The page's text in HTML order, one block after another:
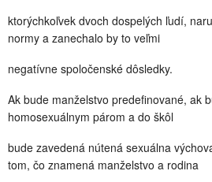
ktorýchkoľvek dvoch dospelých ľudí,
normy a zanechalo by to veľmi
negatívne spoločenské dôsledky.
Ak bude manželstvo predefinované, ak
homosexuálnym párom a do škôl
bude zavedená nútená sexuálna
tom, čo znamená manželstvo a rodina